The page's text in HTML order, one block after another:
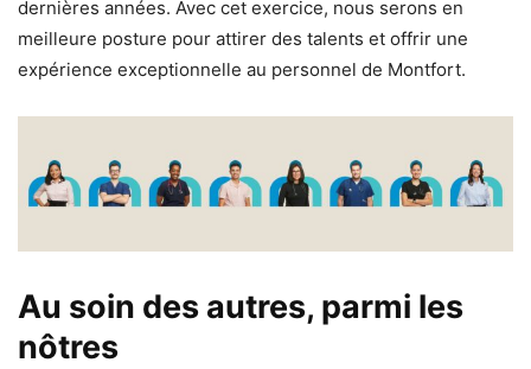
dernières années. Avec cet exercice, nous serons en
meilleure posture pour attirer des talents et offrir une
expérience exceptionnelle au personnel de Montfort.
Au soin des autres, parmi les
nôtres